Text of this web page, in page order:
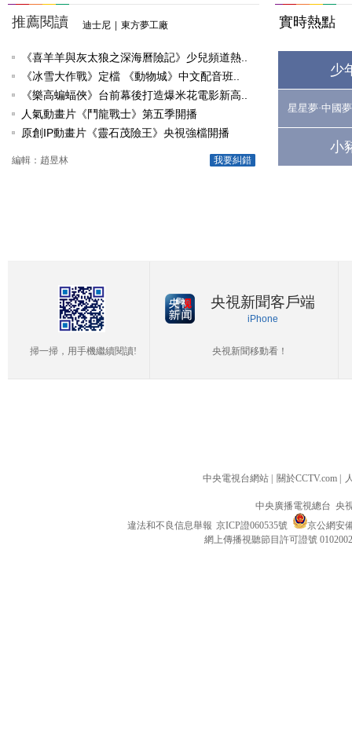
推薦閱讀 迪士尼 | 東方夢工廠
《喜羊羊與灰太狼之深海曆險記》少兒頻道熱..
《冰雪大作戰》定檔 《動物城》中文配音班..
《樂高蝙蝠俠》台前幕後打造爆米花電影新高..
人氣動畫片《鬥龍戰士》第五季開播
原創IP動畫片《靈石茂險王》央視強檔開播
我要糾錯
編輯：趙昱林
實時熱點
少
星星夢·中國夢
小
掃一掃，用手機繼續閱讀!
央視新聞客戶端
iPhone
央視新聞移動看！
中央電視台網站 | 關於CCTV.com |
中央廣播電視總台 央
違法和不良信息舉報 京ICP證060535號
京公網安
網上傳播視聽節目許可證號